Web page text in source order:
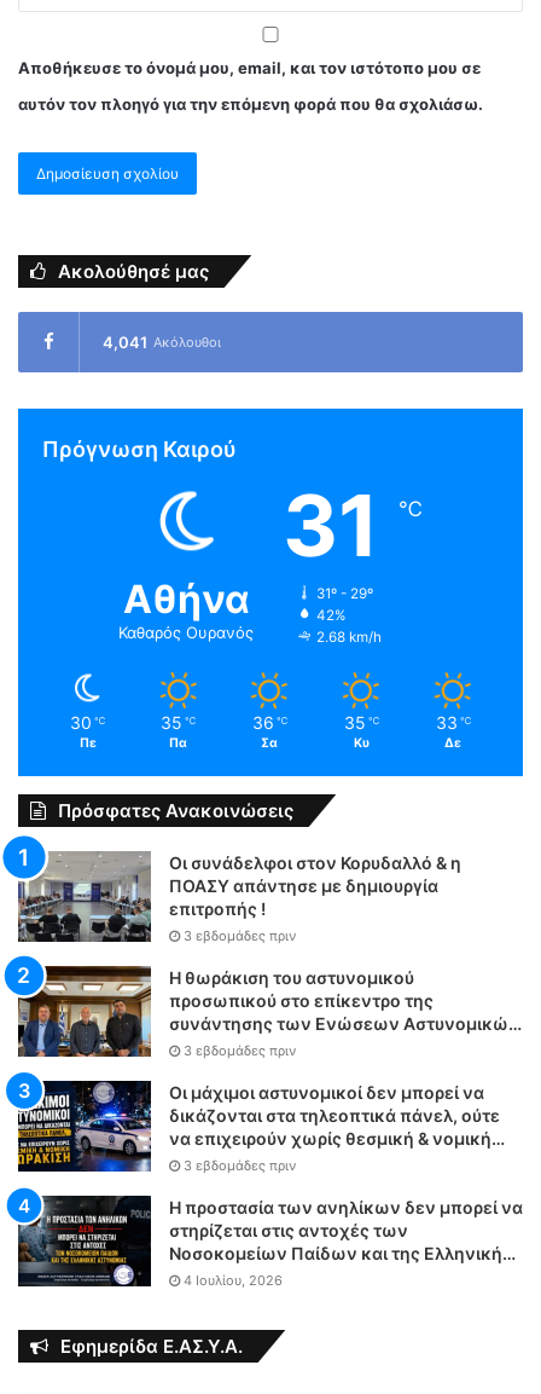
Αποθήκευσε το όνομά μου, email, και τον ιστότοπο μου σε
αυτόν τον πλοηγό για την επόμενη φορά που θα σχολιάσω.
Ακολούθησέ μας
4,041 Ακόλουθοι
Πρόγνωση Καιρού
Αθήνα
Καθαρός Ουρανός
31 ℃
31º - 29º
42%
2.68 km/h
30 ℃
Πε
35 ℃
Πα
36 ℃
Σα
35 ℃
Κυ
33 ℃
Δε
Πρόσφατες Ανακοινώσεις
Οι συνάδελφοι στον Κορυδαλλό & η
ΠΟΑΣΥ απάντησε με δημιουργία
επιτροπής !
3 εβδομάδες πριν
Η θωράκιση του αστυνομικού
προσωπικού στο επίκεντρο της
συνάντησης των Ενώσεων Αστυνομικών
Υπαλλήλων Αθηνών και Θεσσαλονίκης
3 εβδομάδες πριν
Οι μάχιμοι αστυνομικοί δεν μπορεί να
δικάζονται στα τηλεοπτικά πάνελ, ούτε
να επιχειρούν χωρίς θεσμική & νομική
θωράκιση
3 εβδομάδες πριν
Η προστασία των ανηλίκων δεν μπορεί να
στηρίζεται στις αντοχές των
Νοσοκομείων Παίδων και της Ελληνικής
Αστυνομίας
4 Ιουλίου, 2026
Εφημερίδα Ε.ΑΣ.Υ.Α.